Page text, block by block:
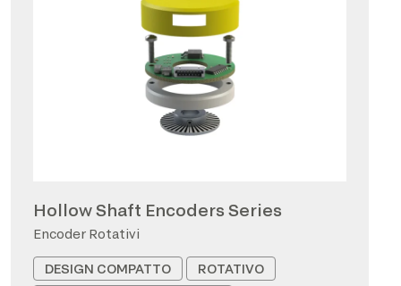
Hollow Shaft Encoders Series
Encoder Rotativi
DESIGN COMPATTO
ROTATIVO